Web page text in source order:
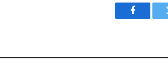
Facebook